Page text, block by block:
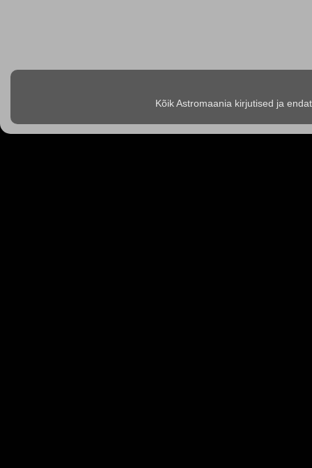
Kõik Astromaania kirjutised ja